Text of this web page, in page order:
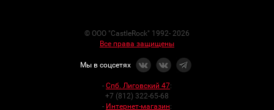
© ООО "CastleRock" 1992- 2026
Все права защищены
Мы в соцсетях
- Спб. Лиговский 47:
+7 (812) 322-65-68
- Интернет-магазин: